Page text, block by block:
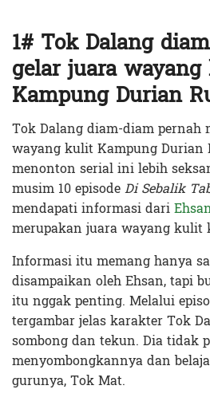
1# Tok Dalang
gelar juara
Kampung Durian
Tok Dalang diam-diam pernah
wayang kulit Kampung
menonton serial ini lebih
musim 10 episodeDi Sebalik
mendapati informasi dari
merupakan juara wayang kulit
Informasi itu memang hanya
disampaikan oleh Ehsan, tapi
itu nggak penting. Melalui
tergambar jelas karakter Tok
sombong dan tekun. Dia tidak
menyombongkannya dan
gurunya, Tok Mat.